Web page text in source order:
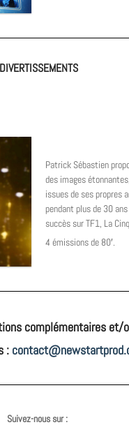
DIVERTISSEMENTS
Patrick Sébastien
des images
issues de ses propres
pendant plus de 30
succès sur TF1, La
4 émissions de 80′.
complémentaires et/
:
Suivez-nous sur :